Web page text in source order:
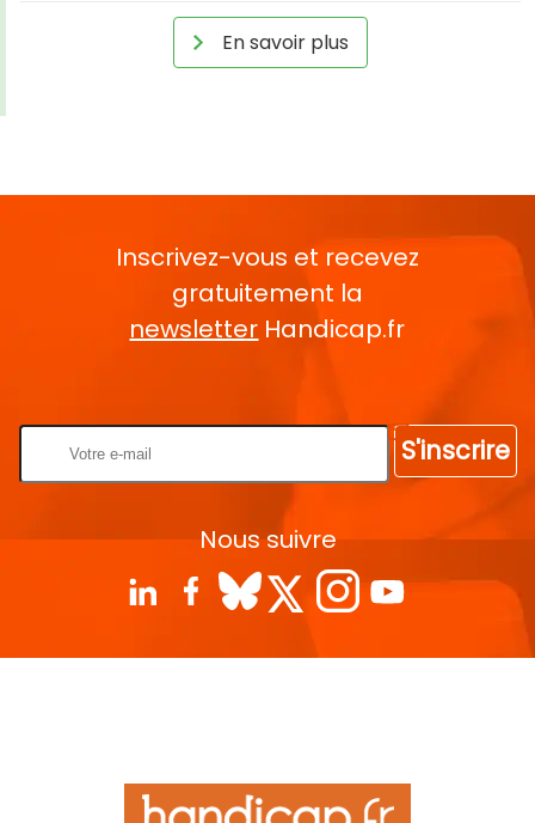
En savoir plus
Inscrivez-vous et recevez
gratuitement la
newsletter Handicap.fr
S'inscrire
Nous suivre